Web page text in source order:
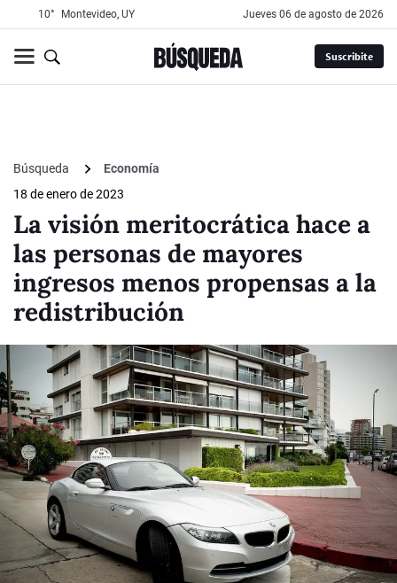
10° Montevideo, UY jueves 06 de agosto de 2026
Suscribite
Búsqueda
Economía
18 de enero de 2023
La visión meritocrática hace a
las personas de mayores
ingresos menos propensas a la
redistribución